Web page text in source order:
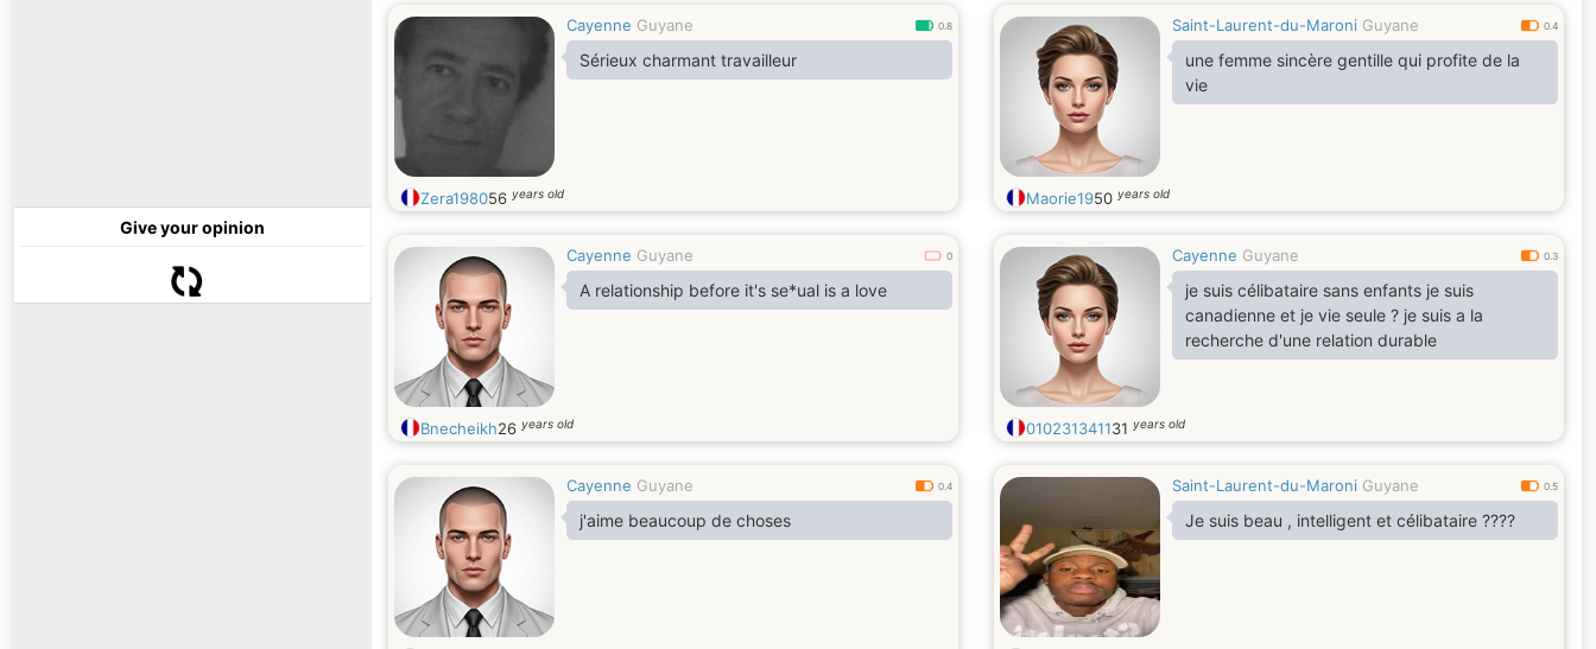
Give your opinion
Cayenne Guyane 0.8
Sérieux charmant travailleur
Zera198056 years old
Saint-Laurent-du-Maroni Guyane 0.4
une femme sincère gentille qui profite de la
vie
Maorie1950 years old
Cayenne Guyane 0
A relationship before it's se*ual is a love
Bnecheikh26 years old
Cayenne Guyane 0.3
je suis célibataire sans enfants je suis
canadienne et je vie seule ? je suis a la
recherche d'une relation durable
010231341131 years old
Cayenne Guyane 0.4
j'aime beaucoup de choses
Saint-Laurent-du-Maroni Guyane 0.5
Je suis beau , intelligent et célibataire ????